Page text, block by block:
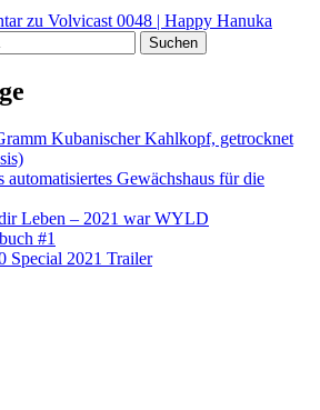
zu Volvicast 0048 | Happy Hanuka
Suchen
Kubanischer Kahlkopf, getrocknet
automatisiertes Gewächshaus für die
Leben – 2021 war WYLD
#1
Special 2021 Trailer